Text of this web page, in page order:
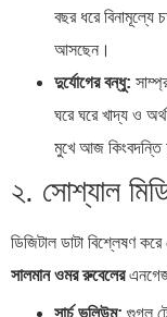
বছর ধরে বিনামূল্যে
আসছেন।
দুর্যোগের বন্ধু:
ঘরে ঘরে খাদ্য ও
মুখে আজ
২. সোশ্যাল
ডিজিটাল ডাটা বিশ্লেষণ
সালমান ওমর রুবেলের
সার্চ ভলিউম: গুগল